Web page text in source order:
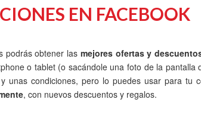
EN FACEBOOK
podrás obtener las mejores ofertas y
o tablet (o sacándole una foto de la
unas condiciones, pero lo puedes usar para tu
, con nuevos descuentos y regalos.